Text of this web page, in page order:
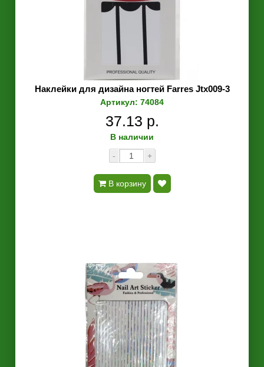
Наклейки для дизайна ногтей Farres Jtx009-3
Артикул: 74084
37.13 р.
В наличии
-
+
В корзину